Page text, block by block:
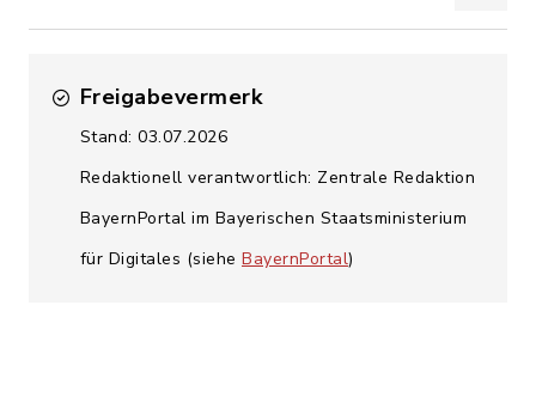
Freigabevermerk
Stand: 03.07.2026
Redaktionell verantwortlich: Zentrale Redaktion
BayernPortal im Bayerischen Staatsministerium
für Digitales (siehe BayernPortal)